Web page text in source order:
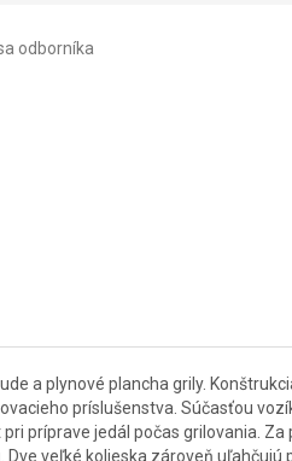
odborníka
a plynové plancha grily.
príslušenstva. Súčasťou
príprave jedál počas grilovania. Za
veľké kolieska zároveň uľahčujú